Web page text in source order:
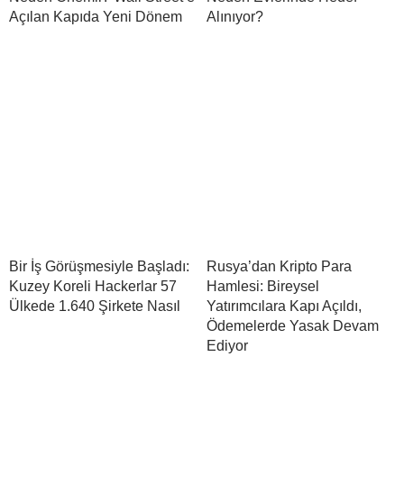
Açılan Kapıda Yeni Dönem
Alınıyor?
Bir İş Görüşmesiyle Başladı:
Kuzey Koreli Hackerlar 57
Ülkede 1.640 Şirkete Nasıl
Rusya’dan Kripto Para
Hamlesi: Bireysel
Yatırımcılara Kapı Açıldı,
Ödemelerde Yasak Devam
Ediyor